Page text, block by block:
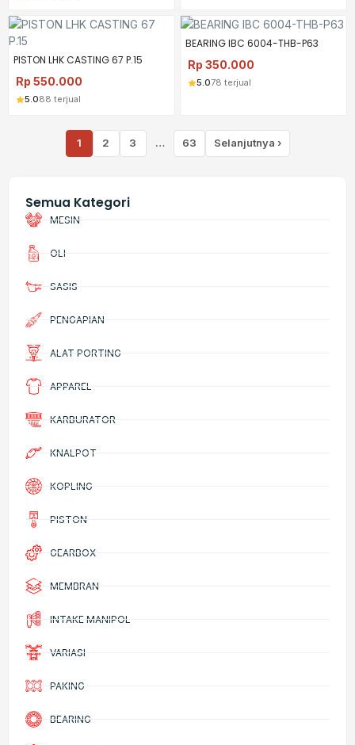
Semua Kategori
MESIN
OLI
SASIS
PENGAPIAN
ALAT PORTING
APPAREL
KARBURATOR
KNALPOT
KOPLING
PISTON
GEARBOX
MEMBRAN
INTAKE MANIPOL
VARIASI
PAKING
BEARING
PISTON LHK CASTING 67 P.15
Rp 550.000
5.088 terjual
BEARING IBC 6004-THB-P63
Rp 350.000
5.078 terjual
1 2 3 … 63 Selanjutnya ›